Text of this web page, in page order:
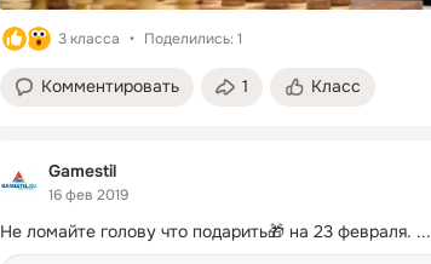
3 класса Поделились: 1
Комментировать 1 Класс
Gamestil
16 фев 2019
Не ломайте голову что подарить🎁 на 23 февраля. ...